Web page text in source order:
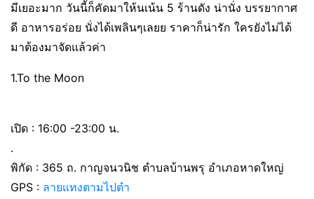
มีเยอะมาก วันนี้ก็คัดมาให้นเน้น 5 ร้านดัง น่านั่ง บรรยากาศ
ดี อาหารอร่อย นั่งได้เพลินๆเลยย ราคาก็น่ารัก ใครยังไม่ได้
มาต้องมาจัดแล้วค่า
1.To the Moon
เปิด : 16:00 -23:00 น.
.
พิกัด : 365 ถ. กาญจนวนิช ตำบลบ้านพรุ อำเภอหาดใหญ่
GPS : ลายแทงตามไปตำ